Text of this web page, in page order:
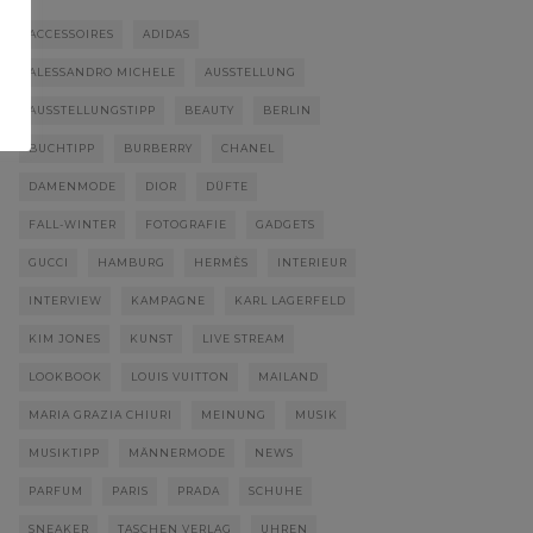
ACCESSOIRES ADIDAS
ALESSANDRO MICHELE AUSSTELLUNG
AUSSTELLUNGSTIPP BEAUTY BERLIN
BUCHTIPP BURBERRY CHANEL
DAMENMODE DIOR DÜFTE
FALL-WINTER FOTOGRAFIE GADGETS
GUCCI HAMBURG HERMÈS INTERIEUR
INTERVIEW KAMPAGNE KARL LAGERFELD
KIM JONES KUNST LIVE STREAM
LOOKBOOK LOUIS VUITTON MAILAND
MARIA GRAZIA CHIURI MEINUNG MUSIK
MUSIKTIPP MÄNNERMODE NEWS
PARFUM PARIS PRADA SCHUHE
SNEAKER TASCHEN VERLAG UHREN